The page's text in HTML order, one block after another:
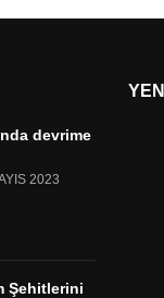
devrime
2023
Şehitlerini